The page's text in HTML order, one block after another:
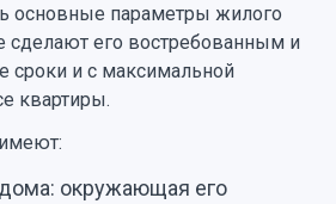
основные параметры жилого
сделают его востребованным и
сроки и с максимальной
квартиры.
окружающая его